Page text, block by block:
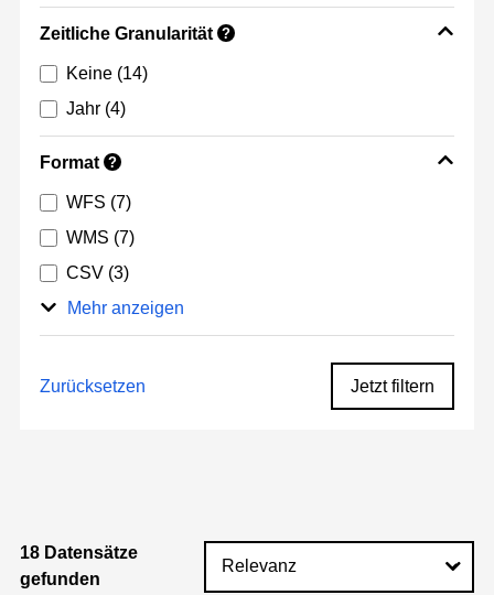
Zeitliche Granularität ?
Keine (14)
Jahr (4)
Format ?
WFS (7)
WMS (7)
CSV (3)
Mehr anzeigen
Zurücksetzen Jetzt filtern
18 Datensätze
gefunden